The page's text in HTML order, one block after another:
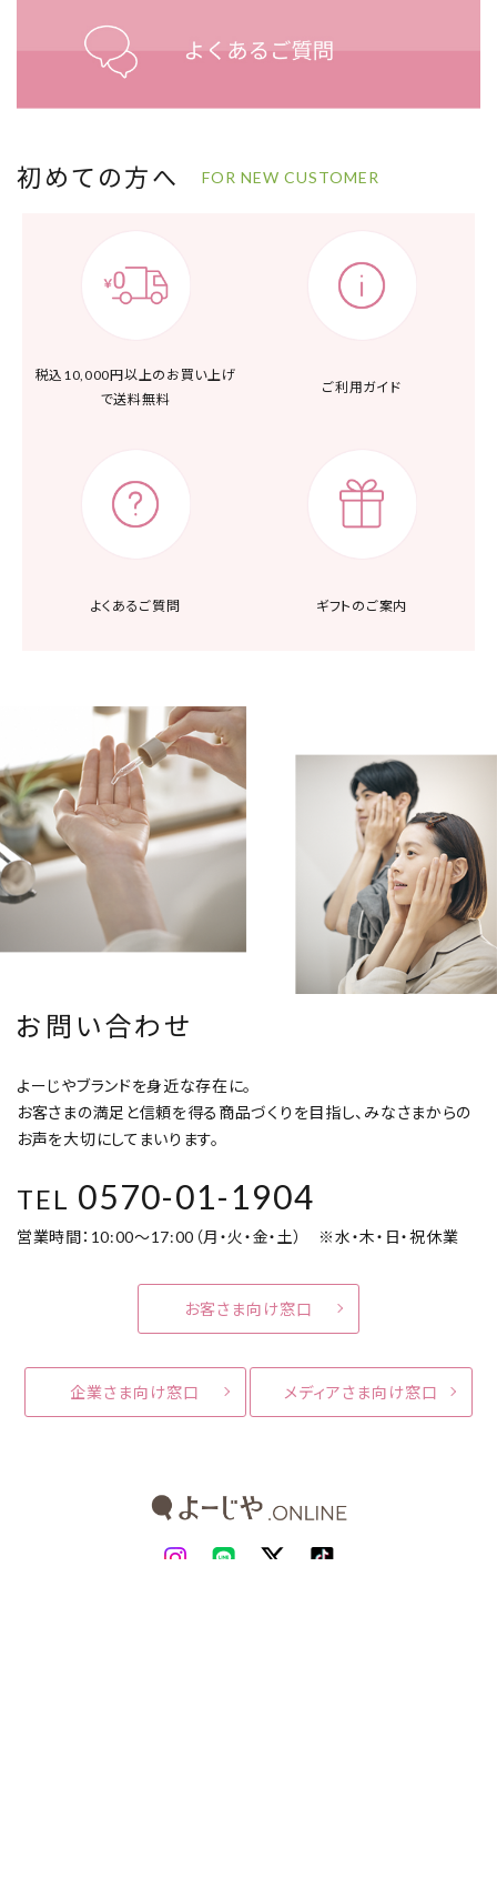
初めての方へ FOR NEW CUSTOMER
税込10,000円以上の お買い上げ
で送料無料
ご利用ガイド
よくあるご質問 ギフトのご案内
お問い合わせ
よーじやブランドを身近な存在に。
お客さまの満足と信頼を得る商品づくりを目指し、みなさまからの
お声を大切にしてまいります。
TEL 0570-01-1904
営業時間：10:00～17:00（月・火・金・土） ※水・木・日・祝休業
お客さま向け窓口
企業さま向け窓口 メディアさま向け窓口